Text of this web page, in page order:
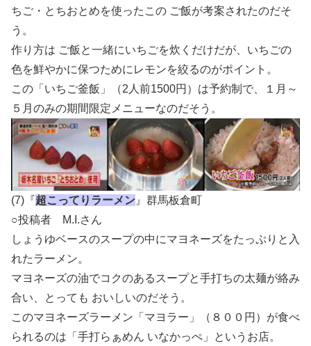
ちご・とちおとめを使ったこの ご飯が考案されたのだそ
う。
作り方は ご飯と一緒にいちごを炊くだけだが、いちごの
色を鮮やかに保つためにレモンを絞るのがポイント。
この「いちご釜飯」（2人前1500円）は予約制で、１月～
５月のみの期間限定メニューなのだそう。
(7)『超こってりラーメン 』群馬板倉町
○投稿者 M.I.さん
しょうゆベースのスープの中にマヨネーズをたっぷりと入
れたラーメン。
マヨネーズの油でコクのあるスープと手打ちの太麺が絡み
合い、とっても おいしいのだそう。
このマヨネーズラーメン「マヨラー」（８００円）が食べ
られるのは「手打らぁめん いなかっぺ」というお店。